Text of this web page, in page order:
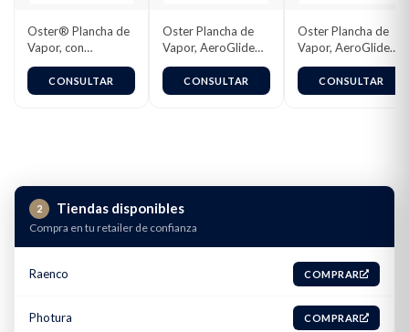
Oster® Plancha de
Vapor, con
Tecnología
Aerocerámica,
Blanco Perla,
CONSULTAR
Oster Plancha de
Vapor, AeroGlide
S7000, con Golpe
de Vapor 180
g/min,
Vertical, Verde
Claro,
GCSTAC7001-013
CONSULTAR
Oster Plancha de
Vapor, AeroGlide
S7000, Negro,
GCSTAC7002-013
CONSULTAR
2 Tiendas disponibles
Compra en tu retailer de confianza
Raenco COMPRAR
Photura COMPRAR